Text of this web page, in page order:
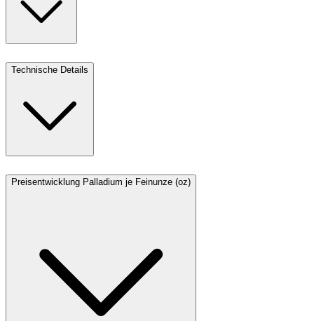
Technische Details
Preisentwicklung Palladium je Feinunze (oz)